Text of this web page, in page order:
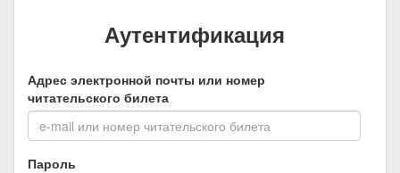
Аутентификация
Адрес электронной почты или номер
читательского билета
Пароль